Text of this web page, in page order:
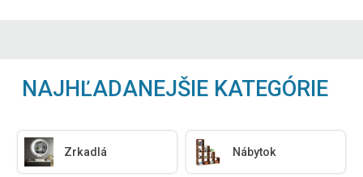
NAJHĽADANEJŠIE KATEGÓRIE
Zrkadlá Nábytok